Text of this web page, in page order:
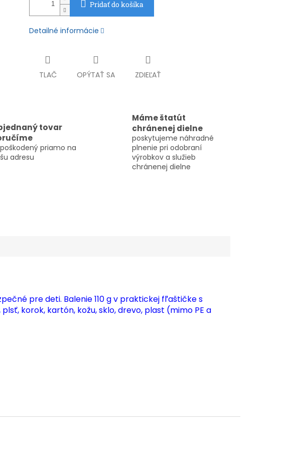
Pridať do košíka
Detailné informácie
TLAČ OPÝTAŤ SA ZDIEĽAŤ
tovar
priamo na
adresu
Máme štatút
chránenej dielne
poskytujeme náhradné
plnenie pri odobraní
výrobkov a služieb
chránenej dielne
pre deti. Balenie 110 g v praktickej fľaštičke s
korok, kartón, kožu, sklo, drevo, plast (mimo PE a